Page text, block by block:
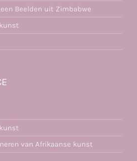
Beelden uit Zimbabwe
van Afrikaanse kunst